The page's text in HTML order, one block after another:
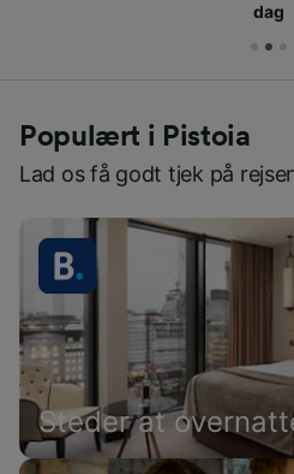
dag
Populært i Pistoia
Lad os få godt tjek på
Steder at